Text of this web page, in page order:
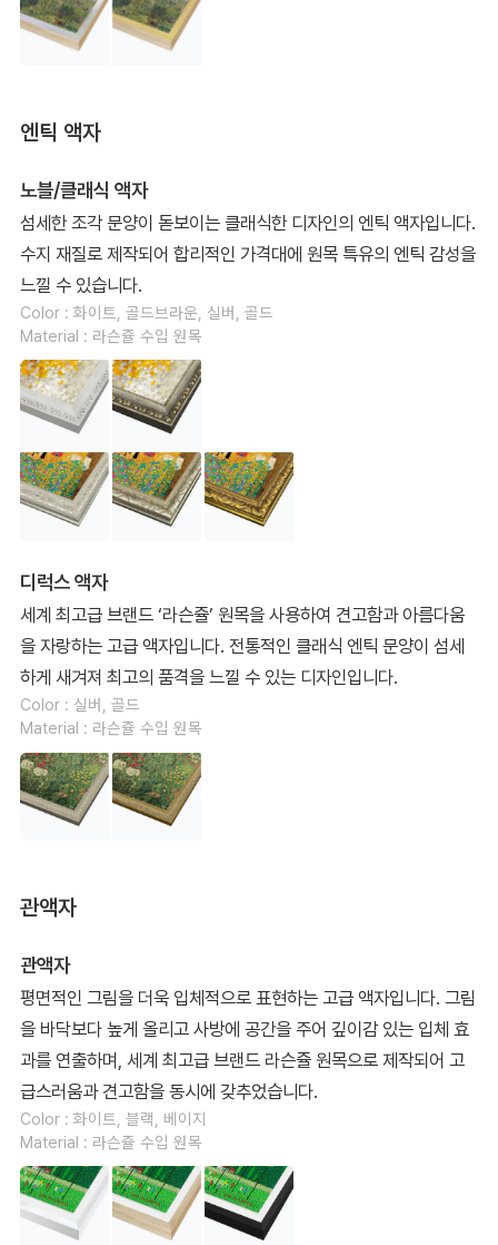
엔틱 액자
노블/클래식 액자
섬세한 조각 문양이 돋보이는 클래식한 디자인의 엔틱 액자입니다.
수지 재질로 제작되어 합리적인 가격대에 원목 특유의 엔틱 감성을
느낄 수 있습니다.
Color : 화이트, 골드브라운, 실버, 골드
Material : 라슨쥴 수입 원목
디럭스 액자
세계 최고급 브랜드 ‘라슨쥴’ 원목을 사용하여 견고함과 아름다움
을 자랑하는 고급 액자입니다. 전통적인 클래식 엔틱 문양이 섬세
하게 새겨져 최고의 품격을 느낄 수 있는 디자인입니다.
Color : 실버, 골드
Material : 라슨쥴 수입 원목
관액자
관액자
평면적인 그림을 더욱 입체적으로 표현하는 고급 액자입니다. 그림
을 바닥보다 높게 올리고 사방에 공간을 주어 깊이감 있는 입체 효
과를 연출하며, 세계 최고급 브랜드 라슨쥴 원목으로 제작되어 고
급스러움과 견고함을 동시에 갖추었습니다.
Color : 화이트, 블랙, 베이지
Material : 라슨쥴 수입 원목